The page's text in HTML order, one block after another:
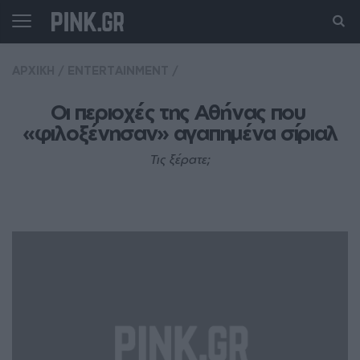
Οι περιοχές της Αθήνας που
«φιλοξένησαν» αγαπημένα σίριαλ
Τις ξέρατε;